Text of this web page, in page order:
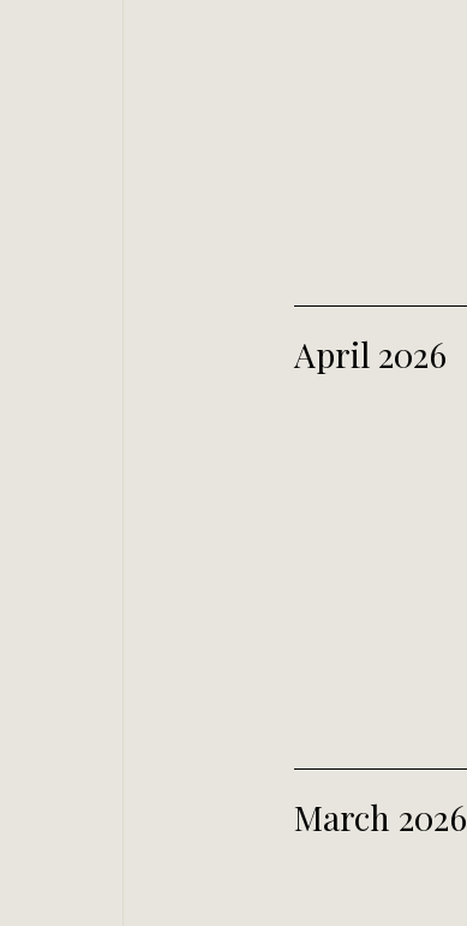
April 2026
March 2026